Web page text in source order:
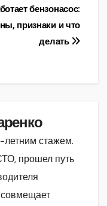
бензонасос:
признаки и что
делать
стажем.
прошел путь